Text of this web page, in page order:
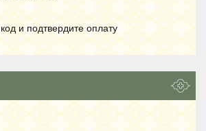
код и подтвердите оплату